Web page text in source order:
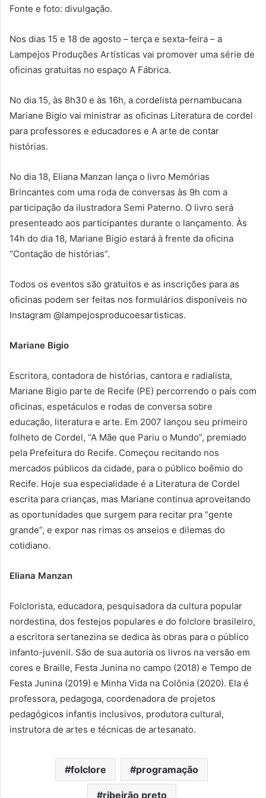
Fonte e foto: divulgação.
Nos dias 15 e 18 de agosto – terça e sexta-feira – a
Lampejos Produções Artísticas vai promover uma série de
oficinas gratuitas no espaço A Fábrica.
No dia 15, às 8h30 e às 16h, a cordelista pernambucana
Mariane Bigio vai ministrar as oficinas Literatura de cordel
para professores e educadores e A arte de contar
histórias.
No dia 18, Eliana Manzan lança o livro Memórias
Brincantes com uma roda de conversas às 9h com a
participação da ilustradora Semi Paterno. O livro será
presenteado aos participantes durante o lançamento. Às
14h do dia 18, Mariane Bigio estará à frente da oficina
“Contação de histórias”.
Todos os eventos são gratuitos e as inscrições para as
oficinas podem ser feitas nos formulários disponíveis no
Instagram @lampejosproducoesartisticas.
Mariane Bigio
Escritora, contadora de histórias, cantora e radialista,
Mariane Bigio parte de Recife (PE) percorrendo o país com
oficinas, espetáculos e rodas de conversa sobre
educação, literatura e arte. Em 2007 lançou seu primeiro
folheto de Cordel, “A Mãe que Pariu o Mundo”, premiado
pela Prefeitura do Recife. Começou recitando nos
mercados públicos da cidade, para o público boêmio do
Recife. Hoje sua especialidade é a Literatura de Cordel
escrita para crianças, mas Mariane continua aproveitando
as oportunidades que surgem para recitar pra “gente
grande”, e expor nas rimas os anseios e dilemas do
cotidiano.
Eliana Manzan
Folclorista, educadora, pesquisadora da cultura popular
nordestina, dos festejos populares e do folclore brasileiro,
a escritora sertanezina se dedica às obras para o público
infanto-juvenil. São de sua autoria os livros na versão em
cores e Braille, Festa Junina no campo (2018) e Tempo de
Festa Junina (2019) e Minha Vida na Colônia (2020). Ela é
professora, pedagoga, coordenadora de projetos
pedagógicos infantis inclusivos, produtora cultural,
instrutora de artes e técnicas de artesanato.
folclore programação
ribeirão preto